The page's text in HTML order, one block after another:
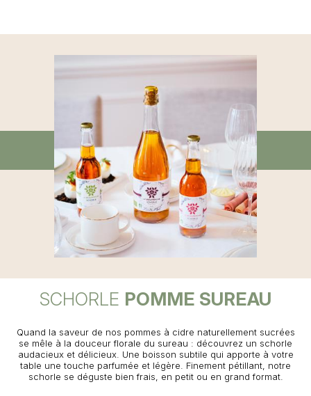
SCHORLE POMME SUREAU
Quand la saveur de nos pommes à cidre naturellement sucrées
se mêle à la douceur florale du sureau : découvrez un schorle
audacieux et délicieux. Une boisson subtile qui apporte à votre
table une touche parfumée et légère. Finement pétillant, notre
schorle se déguste bien frais, en petit ou en grand format.